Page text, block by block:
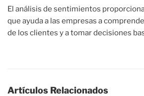
El análisis de sentimientos
que ayuda a las empresas a
de los clientes y a tomar decisiones
Artículos Relacionados